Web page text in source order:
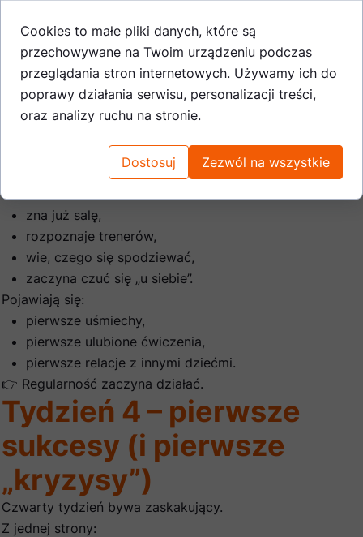
nie porównywać,
nie wywierać presji.
Tydzień 3 – budowanie
rutyny i relacji
To przełomowy moment.
Dziecko:
zna już salę,
rozpoznaje trenerów,
wie, czego się spodziewać,
zaczyna czuć się „u siebie”.
Pojawiają się:
pierwsze uśmiechy,
pierwsze ulubione ćwiczenia,
pierwsze relacje z innymi dziećmi.
👉 Regularność zaczyna działać.
Tydzień 4 – pierwsze
sukcesy (i pierwsze
„kryzysy”)
Czwarty tydzień bywa zaskakujący.
Z jednej strony:
Cookies to małe pliki danych, które są
przechowywane na Twoim urządzeniu podczas
przeglądania stron internetowych. Używamy ich do
poprawy działania serwisu, personalizacji treści,
oraz analizy ruchu na stronie.
Dostosuj Zezwól na wszystkie